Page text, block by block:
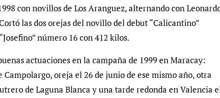
con novillos de Los Aranguez, alternando con
las dos orejas del novillo del debut “Calicantino”
número 16 con 412 kilos.
actuaciones en la campaña de 1999 en Maracay:
oreja el 26 de junio de ese mismo año, otra
de Laguna Blanca y una tarde redonda en Valencia